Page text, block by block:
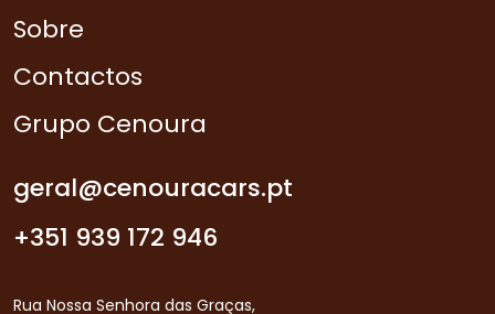
Sobre
Contactos
Grupo Cenoura
geral@cenouracars.pt
+351 939 172 946
Rua Nossa Senhora das Graças,